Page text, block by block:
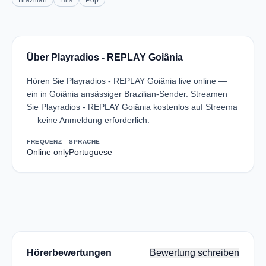
Über Playradios - REPLAY Goiânia
Hören Sie Playradios - REPLAY Goiânia live online —
ein in Goiânia ansässiger Brazilian-Sender. Streamen
Sie Playradios - REPLAY Goiânia kostenlos auf Streema
— keine Anmeldung erforderlich.
FREQUENZ
Online only
SPRACHE
Portuguese
Hörerbewertungen Bewertung schreiben